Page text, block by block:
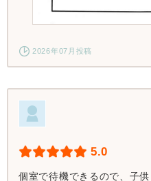
2026年07月投稿
5.0
個室で待機できるので、子